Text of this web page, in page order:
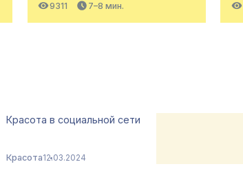
9311
7–8 мин.
Красота в социальной сети
Красота12.03.2024